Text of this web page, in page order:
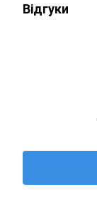
Відгуки